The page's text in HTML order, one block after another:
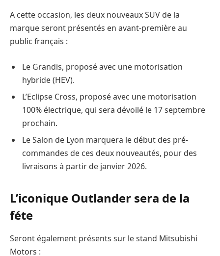
A cette occasion, les deux nouveaux SUV de la
marque seront présentés en avant-première au
public français :
Le Grandis, proposé avec une motorisation
hybride (HEV).
L’Eclipse Cross, proposé avec une motorisation
100% électrique, qui sera dévoilé le 17 septembre
prochain.
Le Salon de Lyon marquera le début des pré-
commandes de ces deux nouveautés, pour des
livraisons à partir de janvier 2026.
L’iconique Outlander sera de la
féte
Seront également présents sur le stand Mitsubishi
Motors :